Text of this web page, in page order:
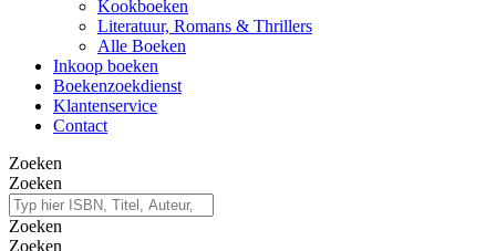
Kookboeken
Literatuur, Romans & Thrillers
Alle Boeken
Inkoop boeken
Boekenzoekdienst
Klantenservice
Contact
Zoeken
Zoeken
Zoeken
Zoeken